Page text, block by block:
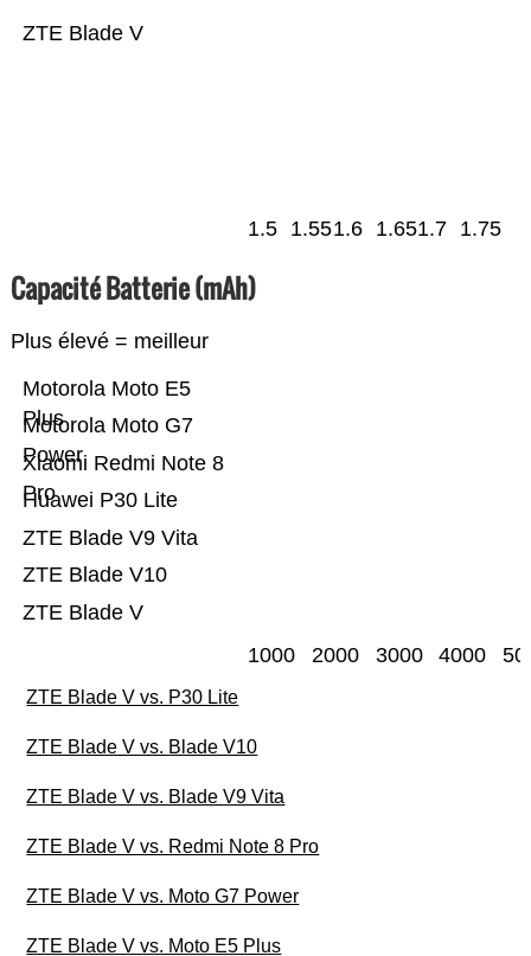
ZTE Blade V
1.5 1.551.6 1.651.7 1.75
Capacité Batterie (mAh)
Plus élevé = meilleur
ZTE Blade V
ZTE Blade V10
ZTE Blade V9 Vita
Huawei P30 Lite
Xiaomi Redmi Note 8
Pro
Motorola Moto G7
Power
Motorola Moto E5
Plus
1000 2000 3000 4000
ZTE Blade V vs. P30 Lite
ZTE Blade V vs. Blade V10
ZTE Blade V vs. Blade V9 Vita
ZTE Blade V vs. Redmi Note 8 Pro
ZTE Blade V vs. Moto G7 Power
ZTE Blade V vs. Moto E5 Plus